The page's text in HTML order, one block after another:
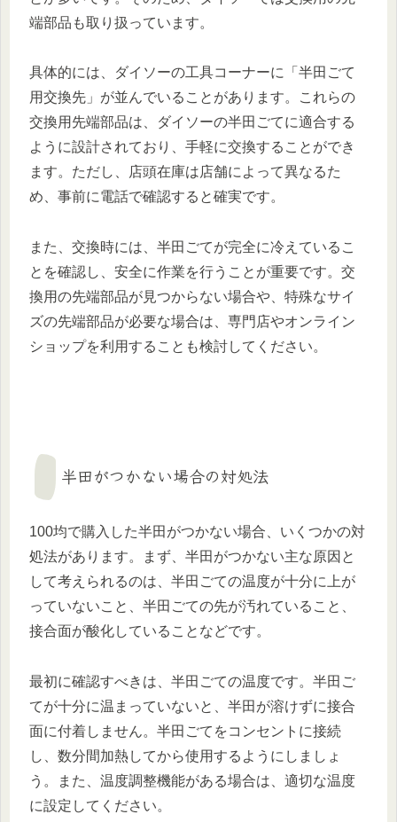
端部品も取り扱っています。
具体的には、ダイソーの工具コーナーに「半田ごて
用交換先」が並んでいることがあります。これらの
交換用先端部品は、ダイソーの半田ごてに適合する
ように設計されており、手軽に交換することができ
ます。ただし、店頭在庫は店舗によって異なるた
め、事前に電話で確認すると確実です。
また、交換時には、半田ごてが完全に冷えているこ
とを確認し、安全に作業を行うことが重要です。交
換用の先端部品が見つからない場合や、特殊なサイ
ズの先端部品が必要な場合は、専門店やオンライン
ショップを利用することも検討してください。
半田がつかない場合の対処法
100均で購入した半田がつかない場合、いくつかの対
処法があります。まず、半田がつかない主な原因と
して考えられるのは、半田ごての温度が十分に上が
っていないこと、半田ごての先が汚れていること、
接合面が酸化していることなどです。
最初に確認すべきは、半田ごての温度です。半田ご
てが十分に温まっていないと、半田が溶けずに接合
面に付着しません。半田ごてをコンセントに接続
し、数分間加熱してから使用するようにしましょ
う。また、温度調整機能がある場合は、適切な温度
に設定してください。